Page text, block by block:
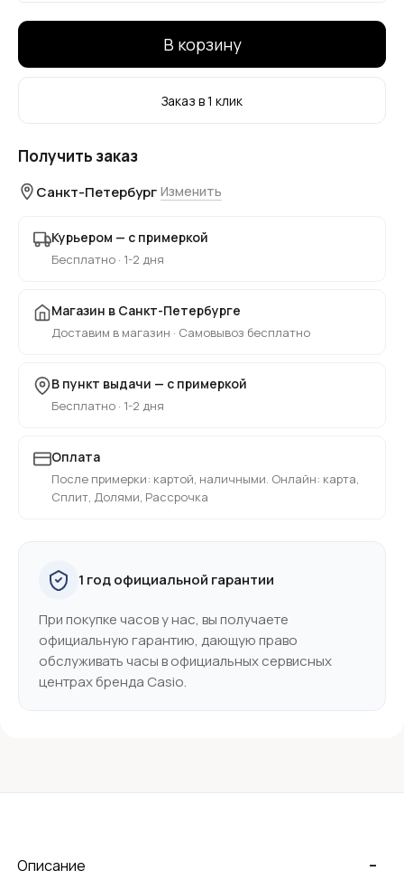
В корзину
Заказ в 1 клик
Получить заказ
Санкт-Петербург Изменить
Курьером — с примеркой
Бесплатно · 1-2 дня
Магазин в Санкт-Петербурге
Доставим в магазин · Самовывоз бесплатно
В пункт выдачи — с примеркой
Бесплатно · 1-2 дня
Оплата
После примерки: картой, наличными. Онлайн: карта,
Сплит, Долями, Рассрочка
1 год официальной гарантии
При покупке часов у нас, вы получаете
официальную гарантию, дающую право
обслуживать часы в официальных сервисных
центрах бренда Casio.
-
Описание